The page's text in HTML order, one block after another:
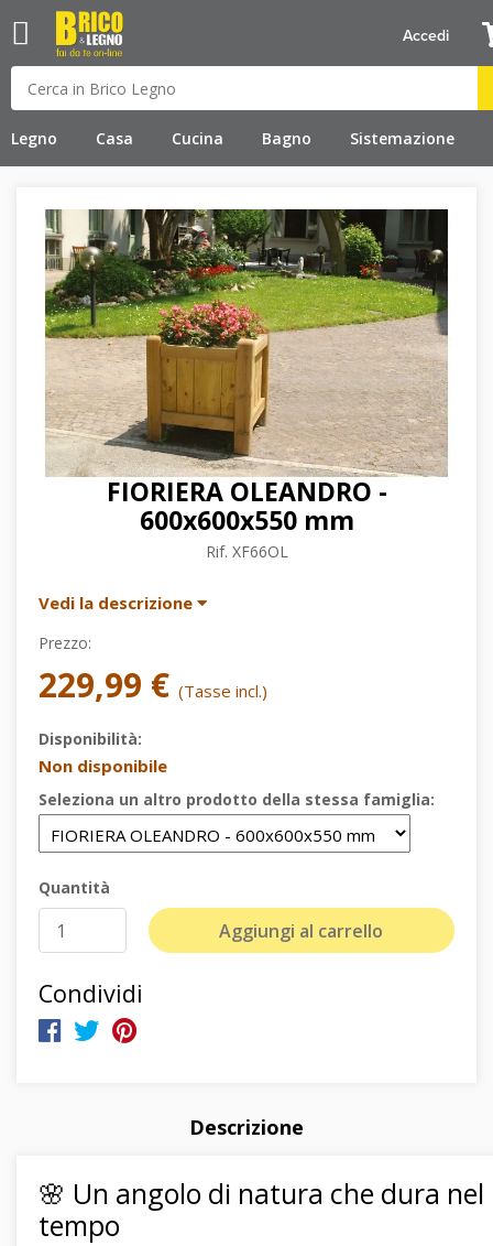
Legno Casa Cucina Bagno Sistemazione
Accedi
FIORIERA OLEANDRO -
600x600x550 mm
Rif. XF66OL
Vedi la descrizione
Prezzo:
229,99 € (Tasse incl.)
Disponibilità:
Non disponibile
Seleziona un altro prodotto della stessa famiglia:
Quantità
Aggiungi al carrello
Condividi
Descrizione
🌸 Un angolo di natura che dura nel
tempo